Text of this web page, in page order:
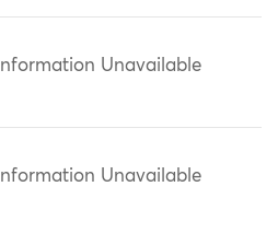
Information Unavailable
Information Unavailable